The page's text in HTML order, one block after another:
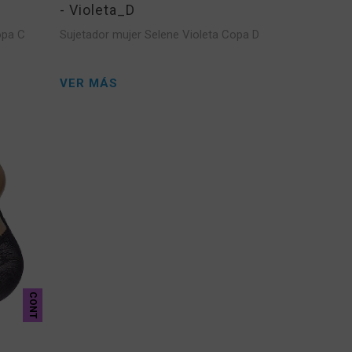
C
- Violeta_D
Sujetador mujer Selene Violeta Copa D
VER MÁS
CONT